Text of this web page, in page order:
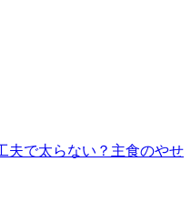
夫で太らない？主食のやせ